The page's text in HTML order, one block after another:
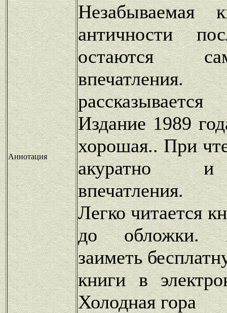
Аннотация
Незабываемая
античности
остаются
Издание 1989
хорошая.. При
акуратно и
впечатления.
Легко читается
до обложки.
заиметь
книги в
Холодная гора